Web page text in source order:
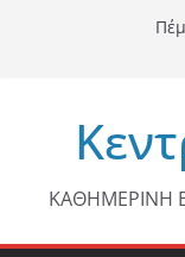
ΚΑΘΗΜΕΡΙΝΗ